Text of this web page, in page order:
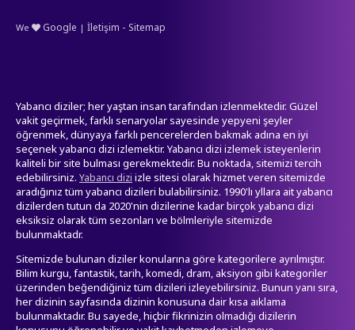
We Google | İletişim - Sitemap
Yabancı diziler; her yaştan insan tarafından izlenmektedir. Güzel
vakit geçirmek, farklı senaryolar sayesinde yepyeni şeyler
öğrenmek, dünyaya farklı pencerelerden bakmak adına en iyi
seçenek yabancı dizi izlemektir. Yabancı dizi izlemek isteyenlerin
kaliteli bir site bulması gerekmektedir. Bu noktada, sitemizi tercih
edebilirsiniz. Yabancı dizi izle sitesi olarak hizmet veren sitemizde
aradığınız tüm yabancı dizileri bulabilirsiniz. 1990'lı yllara ait yabancı
dizilerden tutun da 2020'nin dizilerine kadar birçok yabancı dizi
eksiksiz olarak tüm sezonları ve bölmleriyle sitemizde
bulunmaktadr.
Sitemizde bulunan diziler konularına göre kategorilere ayrılmıştır.
Bilim kurgu, fantastik, tarih, komedi, dram, aksiyon gibi kategoriler
üzerinden beğendiğiniz tüm dizileri izleyebilirsiniz. Bunun yanı sıra,
her dizinin sayfasında dizinin konusuna dair kısa aıklama
bulunmaktadır. Bu sayede, hiçbir fikrinizin olmadığı dizilerin